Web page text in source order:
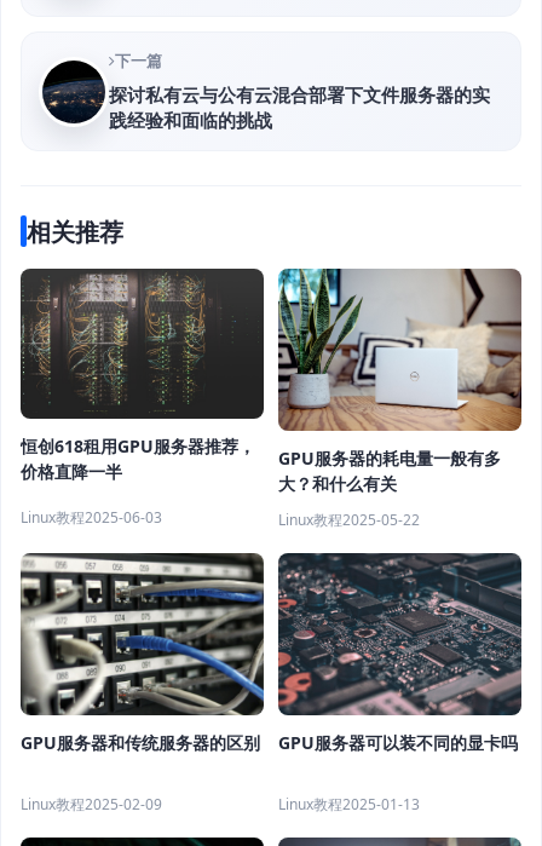
下一篇
探讨私有云与公有云混合部署下文件服务器的实
践经验和面临的挑战
相关推荐
恒创618租用GPU服务器推荐，
价格直降一半
Linux教程2025-06-03
GPU服务器的耗电量一般有多
大？和什么有关
Linux教程2025-05-22
GPU服务器和传统服务器的区别
Linux教程2025-02-09
GPU服务器可以装不同的显卡吗
Linux教程2025-01-13